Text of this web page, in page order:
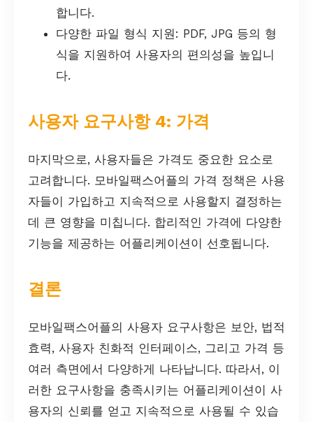
합니다.
다양한 파일 형식 지원: PDF, JPG 등의 형
식을 지원하여 사용자의 편의성을 높입니
다.
사용자 요구사항 4: 가격
마지막으로, 사용자들은 가격도 중요한 요소로
고려합니다. 모바일팩스어플의 가격 정책은 사용
자들이 가입하고 지속적으로 사용할지 결정하는
데 큰 영향을 미칩니다. 합리적인 가격에 다양한
기능을 제공하는 어플리케이션이 선호됩니다.
결론
모바일팩스어플의 사용자 요구사항은 보안, 법적
효력, 사용자 친화적 인터페이스, 그리고 가격 등
여러 측면에서 다양하게 나타납니다. 따라서, 이
러한 요구사항을 충족시키는 어플리케이션이 사
용자의 신뢰를 얻고 지속적으로 사용될 수 있습